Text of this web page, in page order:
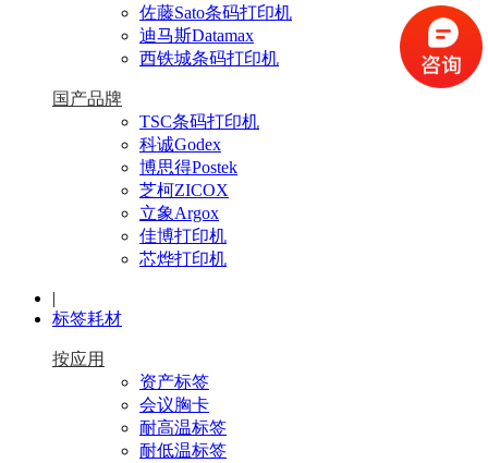
佐藤Sato条码打印机
迪马斯Datamax
西铁城条码打印机
国产品牌
TSC条码打印机
科诚Godex
博思得Postek
芝柯ZICOX
立象Argox
佳博打印机
芯烨打印机
|
标签耗材
按应用
资产标签
会议胸卡
耐高温标签
耐低温标签